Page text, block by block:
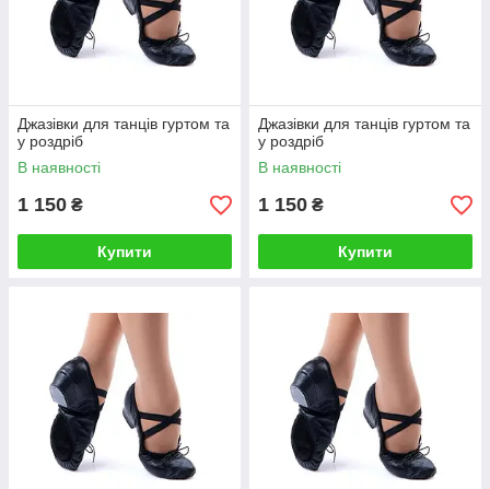
Джазівки для танців гуртом та
у роздріб
В наявності
1 150 ₴
Купити
Джазівки для танців гуртом та
у роздріб
В наявності
1 150 ₴
Купити